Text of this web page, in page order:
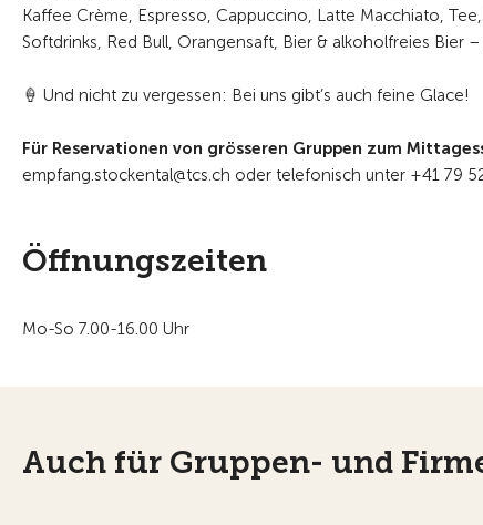
Kaffee Crème, Espresso, Cappuccino, Latte Macchiato,
Softdrinks, Red Bull, Orangensaft, Bier & alkoholfreies Bier
🍦 Und nicht zu vergessen: Bei uns gibt’s auch feine Glace!
Für Reservationen von grösseren Gruppen zum
empfang.stockental@tcs.ch oder telefonisch unter +41 79
Öffnungszeiten
Mo-So 7.00-16.00 Uhr
Auch für Gruppen- und